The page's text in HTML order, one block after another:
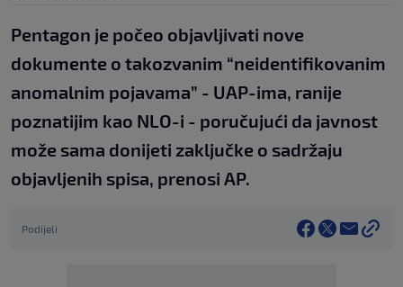
Pentagon je počeo objavljivati nove
dokumente o takozvanim “neidentifikovanim
anomalnim pojavama” - UAP-ima, ranije
poznatijim kao NLO-i - poručujući da javnost
može sama donijeti zaključke o sadržaju
objavljenih spisa, prenosi AP.
Podijeli